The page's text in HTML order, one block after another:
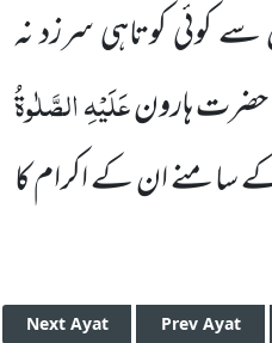
سے کوئی کوتاہی سرزد نہ
حضرت ہارونعَلَیْہِ الصَّلٰوۃُ
کے سامنے ان کے اکرام کا
Next Ayat Prev Ayat